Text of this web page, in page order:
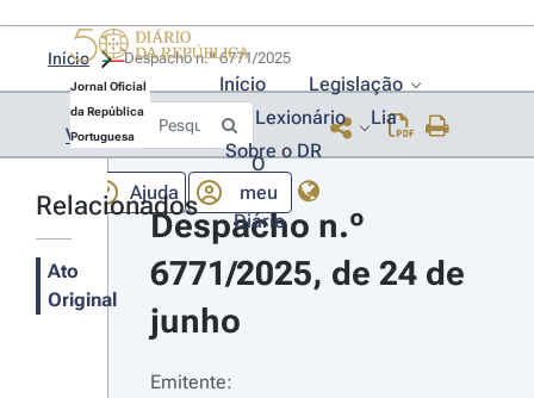
Jornal Oficial
da República
Portuguesa
Início
Legislação
Lexionário
Lia
Sobre o DR
Ajuda
O
meu
Diário
Início
Voltar
Relacionados
Ato
Original
Despacho n.º
6771/2025, de 24 de
junho
Emitente: